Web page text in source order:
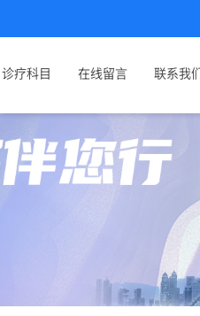
诊疗科目 在线留言 联系我